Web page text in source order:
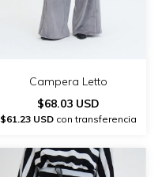
Campera Letto
$68.03 USD
$61.23 USD con transferencia